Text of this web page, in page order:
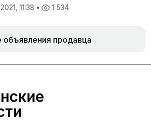
11:38 • 1 534
объявления продавца